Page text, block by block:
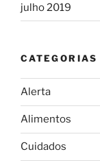
julho 2019
CATEGORIAS
Alerta
Alimentos
Cuidados